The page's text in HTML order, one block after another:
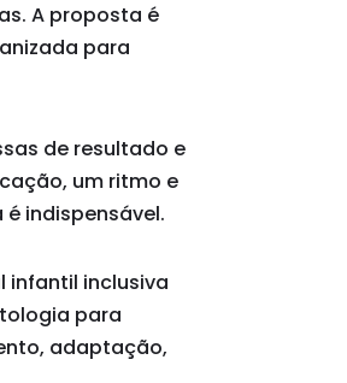
A proposta é
para
de resultado e
um ritmo e
indispensável.
infantil inclusiva
para
adaptação,